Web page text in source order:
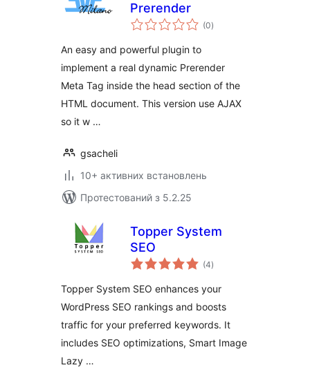
Prerender
(0загальний
рейтинг
)
An easy and powerful plugin to
implement a real dynamic Prerender
Meta Tag inside the head section of the
HTML document. This version use AJAX
so it w …
gsacheli
10+ активних встановлень
Протестований з 5.2.25
Topper System
SEO
(4загальний
рейтинг
)
Topper System SEO enhances your
WordPress SEO rankings and boosts
traffic for your preferred keywords. It
includes SEO optimizations, Smart Image
Lazy …